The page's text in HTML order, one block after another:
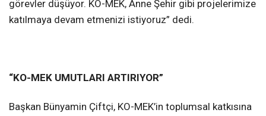
görevler düşüyor. KO-MEK, Anne Şehir gibi projelerimize
katılmaya devam etmenizi istiyoruz” dedi.
“KO-MEK UMUTLARI ARTIRIYOR”
Başkan Bünyamin Çiftçi, KO-MEK’in toplumsal katkısına